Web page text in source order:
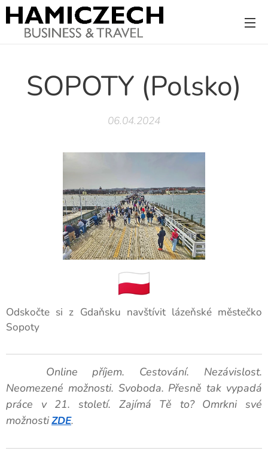
SOPOTY (Polsko)
06.04.2024
Odskočte si z Gdaňsku navštívit lázeňské městečko
Sopoty
🚀 Online příjem. Cestování. Nezávislost.
Neomezené možnosti. Svoboda. Přesně tak vypadá
práce v 21. století. Zajímá Tě to?Omrkni své
možnostiZDE.